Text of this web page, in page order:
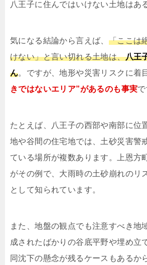
八王子に住んではいけない土地はあ
気になる結論から言えば、 「ここは
けない」と言い切れる土地は、八王
ん。ですが、地形や災害リスクに着
きではないエリア”があるのも事実で
たとえば、八王子の西部や南部に位
地や谷間の住宅地では、土砂災害警
ている場所が複数あります。上恩方
がその例で、大雨時の土砂崩れのリ
として知られています。
また、地盤の観点でも注意すべき地
成されたばかりの谷底平野や埋め立
同沈下の懸念が残るケースもあるか